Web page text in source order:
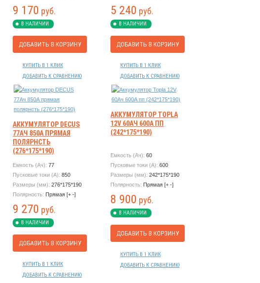
9 170 руб.
В НАЛИЧИИ
ДОБАВИТЬ В КОРЗИНУ
КУПИТЬ В 1 КЛИК
ДОБАВИТЬ К СРАВНЕНИЮ
5 240 руб.
В НАЛИЧИИ
ДОБАВИТЬ В КОРЗИНУ
КУПИТЬ В 1 КЛИК
ДОБАВИТЬ К СРАВНЕНИЮ
АККУМУЛЯТОР DECUS
77АЧ 850А ПРЯМАЯ
ПОЛЯРНСТЬ
(276*175*190)
Емкость (Ач): 77
Пусковые токи (А): 850
Размеры (мм): 276*175*190
Полярность: Прямая [+ -]
9 270 руб.
В НАЛИЧИИ
ДОБАВИТЬ В КОРЗИНУ
КУПИТЬ В 1 КЛИК
ДОБАВИТЬ К СРАВНЕНИЮ
АККУМУЛЯТОР TOPLA
12V 60АЧ 600А ПП
(242*175*190)
Емкость (Ач): 60
Пусковые токи (А): 600
Размеры (мм): 242*175*190
Полярность: Прямая [+ -]
8 900 руб.
В НАЛИЧИИ
ДОБАВИТЬ В КОРЗИНУ
КУПИТЬ В 1 КЛИК
ДОБАВИТЬ К СРАВНЕНИЮ